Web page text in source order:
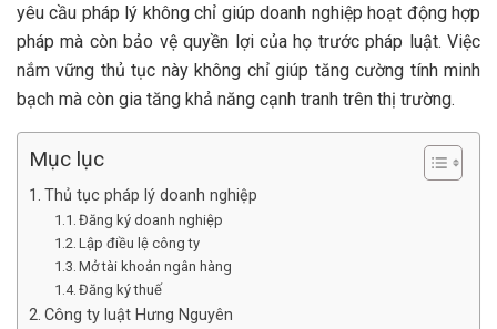
yêu cầu pháp lý không chỉ giúp doanh nghiệp hoạt động hợp
pháp mà còn bảo vệ quyền lợi của họ trước pháp luật. Việc
nắm vững thủ tục này không chỉ giúp tăng cường tính minh
bạch mà còn gia tăng khả năng cạnh tranh trên thị trường.
Mục lục
Thủ tục pháp lý doanh nghiệp
Đăng ký doanh nghiệp
Lập điều lệ công ty
Mở tài khoản ngân hàng
Đăng ký thuế
Công ty luật Hưng Nguyên